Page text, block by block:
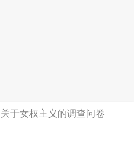
关于女权主义的调查问卷